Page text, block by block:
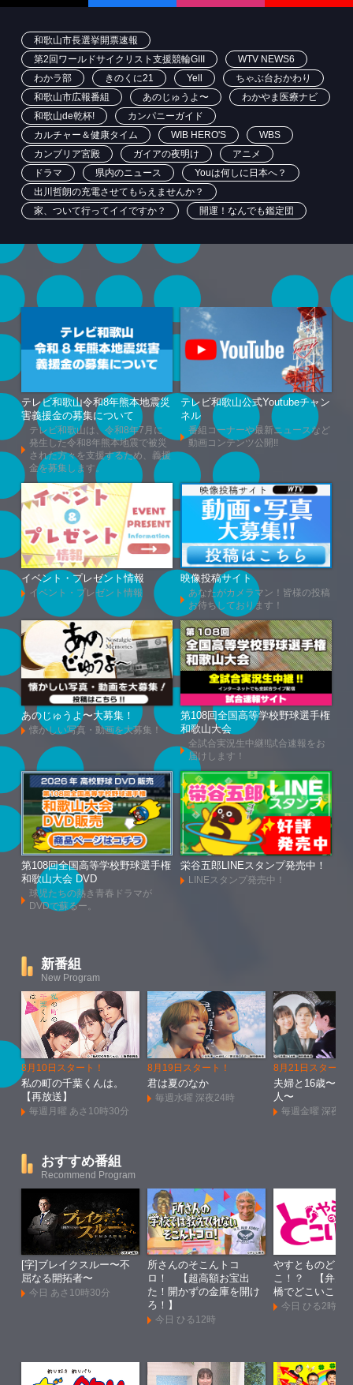
和歌山市長選挙開票速報
第2回ワールドサイクリスト支援競輪GIII
WTV NEWS6
わかラ部
きのくに21 Yell
ちゃぶ台おかわり
和歌山市広報番組
あのじゅうよ〜
わかやま医療ナビ
和歌山de乾杯!
カンパニーガイド
カルチャー＆健康タイム
WIB HERO'S
WBS
カンブリア宮殿
ガイアの夜明け
アニメ
ドラマ
県内のニュース
Youは何しに日本へ？
出川哲朗の充電させてもらえませんか？
家、ついて行ってイイですか？
開運！なんでも鑑定団
テレビ和歌山令和8年熊本地震災
害義援金の募集について
テレビ和歌山は、令和8年7月に
発生した令和8年熊本地震で被災
された方々を支援するため、義援
金を募集します。
テレビ和歌山公式Youtubeチャン
ネル
番組コーナーや最新ニュースなど
動画コンテンツ公開!!
イベント・プレゼント情報
イベント・プレゼント情報
映像投稿サイト
あなたがカメラマン！皆様の投稿
お待ちしております！
あのじゅうよ〜大募集！
懐かしい写真・動画を大募集！
第108回全国高等学校野球選手権
和歌山大会
全試合実況生中継!!試合速報をお
届けします！
第108回全国高等学校野球選手権
和歌山大会 DVD
球児たちの熱き青春ドラマが
DVDで蘇るー。
栄谷五郎LINEスタンプ発売中！
LINEスタンプ発売中！
新番組
New Program
8月10日スタート！
私の町の千葉くんは。
【再放送】
毎週月曜 あさ10時30分
8月19日スタート！
君は夏のなか
毎週水曜 深夜24時
8月21日スタート
夫婦と16歳〜狂
人〜
毎週金曜 深夜1
おすすめ番組
Recommend Program
[字]ブレイクスルー〜不
屈なる開拓者〜
今日 あさ10時30分
所さんのそこんトコ
ロ！ 【超高額お宝出
た！開かずの金庫を開け
ろ！】
今日 ひる12時
やすとものどこ
こ！？ 【弁天
橋でどこいこ！
今日 ひる2時